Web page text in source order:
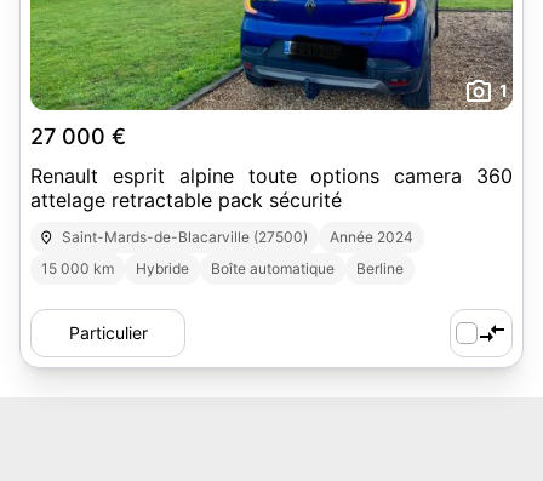
1
27 000 €
Renault esprit alpine toute options camera 360
attelage retractable pack sécurité
Saint-Mards-de-Blacarville (27500)
Année 2024
15 000 km
Hybride Boîte automatique Berline
Particulier